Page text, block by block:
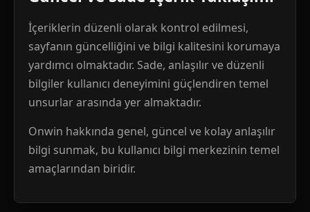
İçeriklerin düzenli olarak kontrol edilmesi,
sayfanın güncelliğini ve bilgi kalitesini korumaya
yardımcı olmaktadır. Sade, anlaşılır ve düzenli
bilgiler kullanıcı deneyimini güçlendiren temel
unsurlar arasında yer almaktadır.
Onwin hakkında genel, güncel ve kolay anlaşılır
bilgi sunmak, bu kullanıcı bilgi merkezinin temel
amaçlarından biridir.